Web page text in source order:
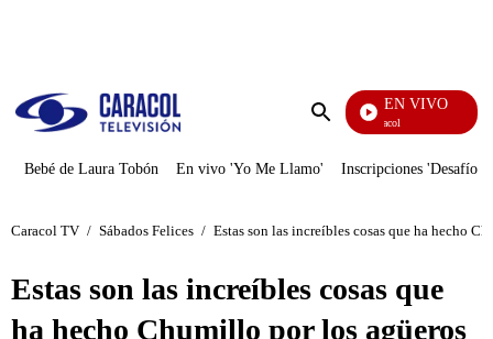
Enviar
EN VIVO
Noticias Caracol
Bebé de Laura Tobón En vivo 'Yo Me Llamo' Inscripciones 'Desafío'
Caracol TV / Sábados Felices / Estas son las increíbles cosas que ha hecho
Estas son las increíbles cosas que
ha hecho Chumillo por los agüeros